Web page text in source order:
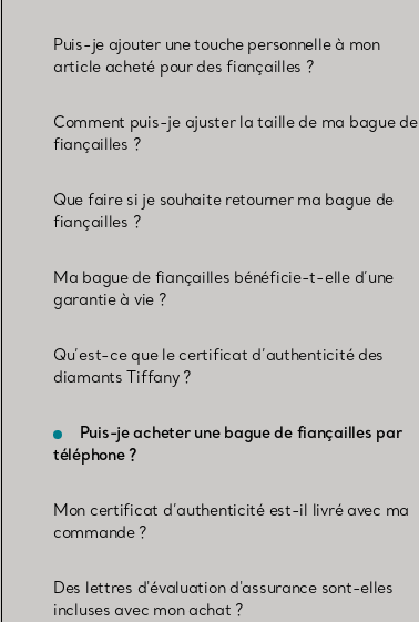
Puis-je ajouter une touche personnelle à mon
article acheté pour des fiançailles ?
Comment puis-je ajuster la taille de ma bague de
fiançailles ?
Que faire si je souhaite retourner ma bague de
fiançailles ?
Ma bague de fiançailles bénéficie-t-elle d’une
garantie à vie ?
Qu’est-ce que le certificat d’authenticité des
diamants Tiffany ?
Puis-je acheter une bague de fiançailles par
téléphone ?
Mon certificat d’authenticité est-il livré avec ma
commande ?
Des lettres d'évaluation d'assurance sont-elles
incluses avec mon achat ?